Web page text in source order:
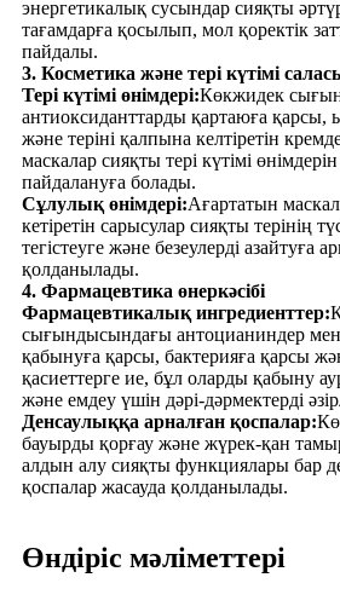
энергетикалық сусындар сияқты
тағамдарға қосылып, мол қоректік
пайдалы.
3. Косметика және тері күтімі
Тері күтімі өнімдері:Көкжидек
антиоксиданттарды қартаюға қарсы,
және теріні қалпына келтіретін
маскалар сияқты тері күтімі
пайдалануға болады.
Сұлулық өнімдері:Ағартатын
кетіретін сарысулар сияқты терінің
тегістеуге және безеулерді азайтуға
қолданылады.
4. Фармацевтика өнеркәсібі
Фармацевтикалық ингредиенттер:
сығындысындағы антоцианиндер
қабынуға қарсы, бактерияға қарсы
қасиеттерге ие, бұл оларды қабыну
және емдеу үшін дәрі-дәрмектерді
Денсаулыққа арналған қоспалар:
бауырды қорғау және жүрек-қан
алдын алу сияқты функциялары бар
қоспалар жасауда қолданылады.
Өндіріс мәліметтері